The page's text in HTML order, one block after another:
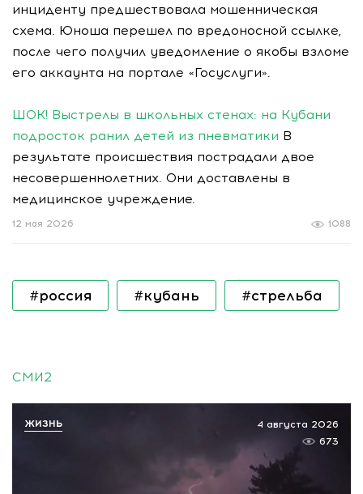
инциденту предшествовала мошенническая
схема. Юноша перешел по вредоносной ссылке,
после чего получил уведомление о якобы взломе
его аккаунта на портале «Госуслуги».
ШОК! Выстрелы в школьных стенах: на Кубани
подросток ранил детей из пневматики В
результате происшествия пострадали двое
несовершеннолетних. Они доставлены в
медицинское учреждение.
1088
12 мая 2026
#россия #кубань #стрельба
СМИ2
4 августа 2026
673
ЖИЗНЬ